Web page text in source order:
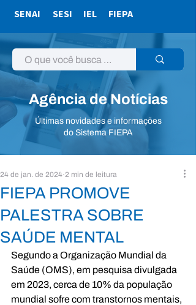
SENAI SESI IEL FIEPA
Agência de Notícias
Últimas novidades e informações
do Sistema FIEPA
FIEPA PROMOVE
PALESTRA SOBRE
SAÚDE MENTAL
24 de jan. de 2024 2 min de leitura
Segundo a Organização Mundial da
Saúde (OMS), em pesquisa divulgada
em 2023, cerca de 10% da população
mundial sofre com transtornos mentais,